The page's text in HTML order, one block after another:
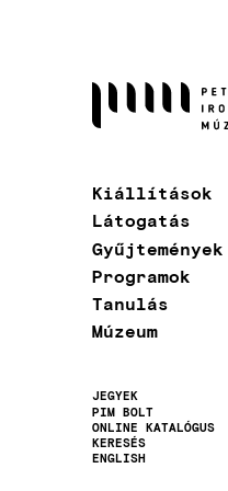
Kiállítások
Látogatás
Gyűjtemények
Programok
Tanulás
Múzeum
Másodlagos
navigáció
JEGYEK
PIM BOLT
ONLINE KATALÓGUS
KERESÉS
ENGLISH